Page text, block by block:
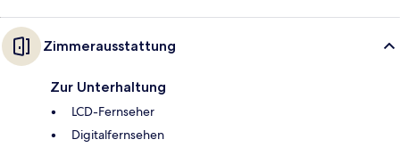
Zimmerausstattung
Zur Unterhaltung
LCD-Fernseher
Digitalfernsehen